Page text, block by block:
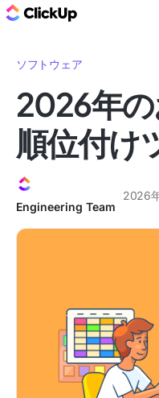
ソフトウェア
2026年
順位付け
Engineering Team
2026